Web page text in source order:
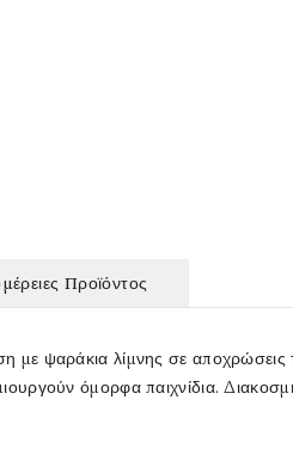
Προϊόντος
με ψαράκια λίμνης σε αποχρώσεις
όμορφα παιχνίδια.